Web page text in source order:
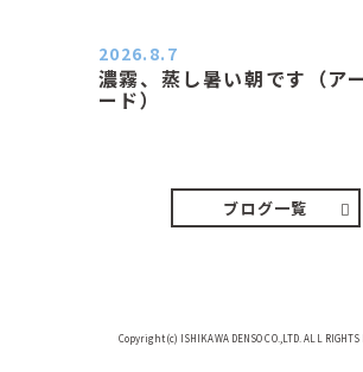
濃霧、蒸し暑い朝です（ア
ード）
2026.8.7
ブログ一覧
Copyright(c) ISHIKAWA DENSO CO.,LTD. ALL RIGHTS